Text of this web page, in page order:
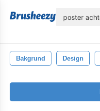
Bakgrund Design